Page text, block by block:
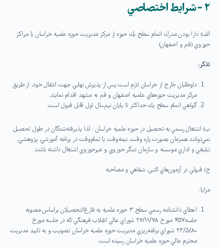
۲ -شرايط اختصاصي
الف) دارا بودن مدرك اتمام سطح يك حوزه از مركز مديريت حوزه علميه خراسان يا مراكز
حوزوي (قم و اصفهان)
تذكر:
داوطلبان خارج از خراسان لازم است پس از پذيرش نهايي جهت انتقال خود، از طريق
مركز مديريت حوزه‌هاي علميه اصفهان و قم به مشهد اقدام نمايند.
گواهي اتمام سطح يك حداكثر تا پايان نيم‌سال اول قابل قبول است.
ب) اشتغال رسمي به تحصيل در حوزه علميه خراسان : لذا پذيرفته‌شدگان در طول تحصيل
نمي‌توانند همزمان بصورت پاره‌ وقت، نيمه‌وقت يا تمام‌وقت در برنامه آموزشي، پژوهشي،
تبليغي و اداري موسسه و سازمان ديگر حوزوي و غيرحوزوي اشتغال داشته باشند.
ج) قبولي در آزمون‌هاي كتبی، شفاهي و مصاحبه
مزایا:
اعطاي دانشنامه رسمي سطح ۳ حوزه علميه به فارغ‌التحصيلان براساس مصوبه
جلسه۴۵۷ مورخ ۲۶/۱۱/۷۸ شوراي عالي انقلاب فرهنگي كه در جلسه مورخ
۲۳/۵/۸۰ شوراي برنامه‌ريزي مديريت حوزه علميه خراسان تصويب و به تاييد مديريت
محترم عالي حوزه علميه خراسان رسيده است.